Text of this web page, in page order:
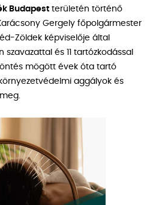
Budapest területén történő
Gergely főpolgármester
Zöldek képviselője által
és 11 tartózkodással
mögött évek óta tartó
aggályok és